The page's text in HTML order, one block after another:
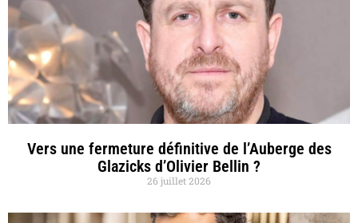
Vers une fermeture définitive de l’Auberge des
Glazicks d’Olivier Bellin ?
26 juillet 2026